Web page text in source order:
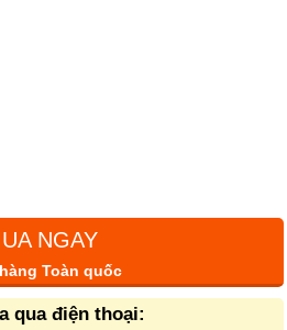
NGAY
Toàn quốc
qua điện thoại: